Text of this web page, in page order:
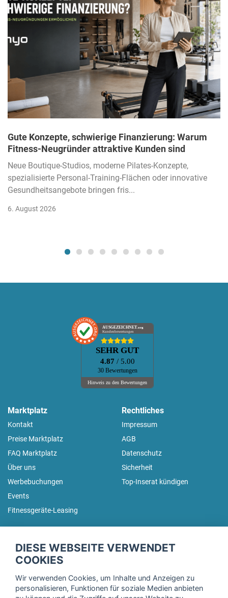
Gute Konzepte, schwierige Finanzierung: Warum
Fitness-Neugründer attraktive Kunden sind
Neue Boutique-Studios, moderne Pilates-Konzepte,
spezialisierte Personal-Training-Flächen oder innovative
Gesundheitsangebote bringen fris...
6. August 2026
AUSGEZEICHNET.org
Kundenbewertungen
SEHR GUT
4.87 / 5.00
30 Bewertungen
Hinweis zu den Bewertungen
Marktplatz
Kontakt
Preise Marktplatz
FAQ Marktplatz
Über uns
Werbebuchungen
Events
Fitnessgeräte-Leasing
Rechtliches
Impressum
AGB
Datenschutz
Sicherheit
Top-Inserat kündigen
Trage dich hier für unseren Newsletter ein und erhalte regelmäßig
DIESE WEBSEITE VERWENDET
COOKIES
Wir verwenden Cookies, um Inhalte und Anzeigen zu
personalisieren, Funktionen für soziale Medien anbieten